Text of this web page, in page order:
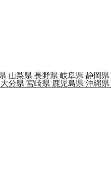
山梨県 長野県 岐阜県 静岡県
大分県 宮崎県 鹿児島県 沖縄県